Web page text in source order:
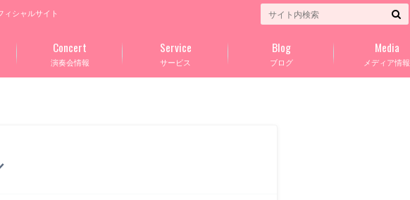
ィシャルサイト
演奏会情報
Concert
サービス
Service
ブログ
Blog
メディア情報
Media